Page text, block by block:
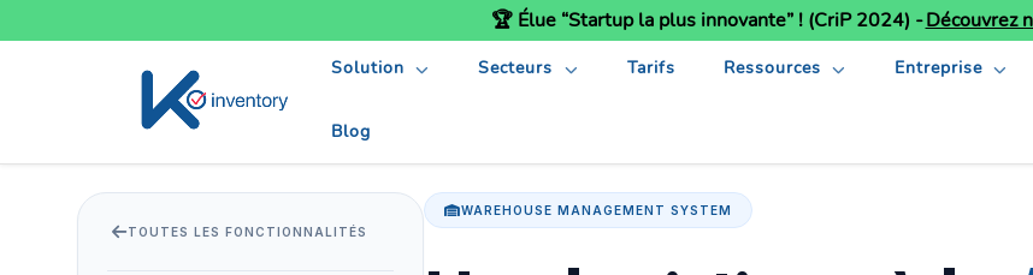
🏆 Élue “Startup la plus innovante” ! (CriP 2024) -Découvrez
Solution Secteurs Tarifs Ressources Entreprise
Blog
TOUTES LES FONCTIONNALITÉS
WAREHOUSE MANAGEMENT SYSTEM